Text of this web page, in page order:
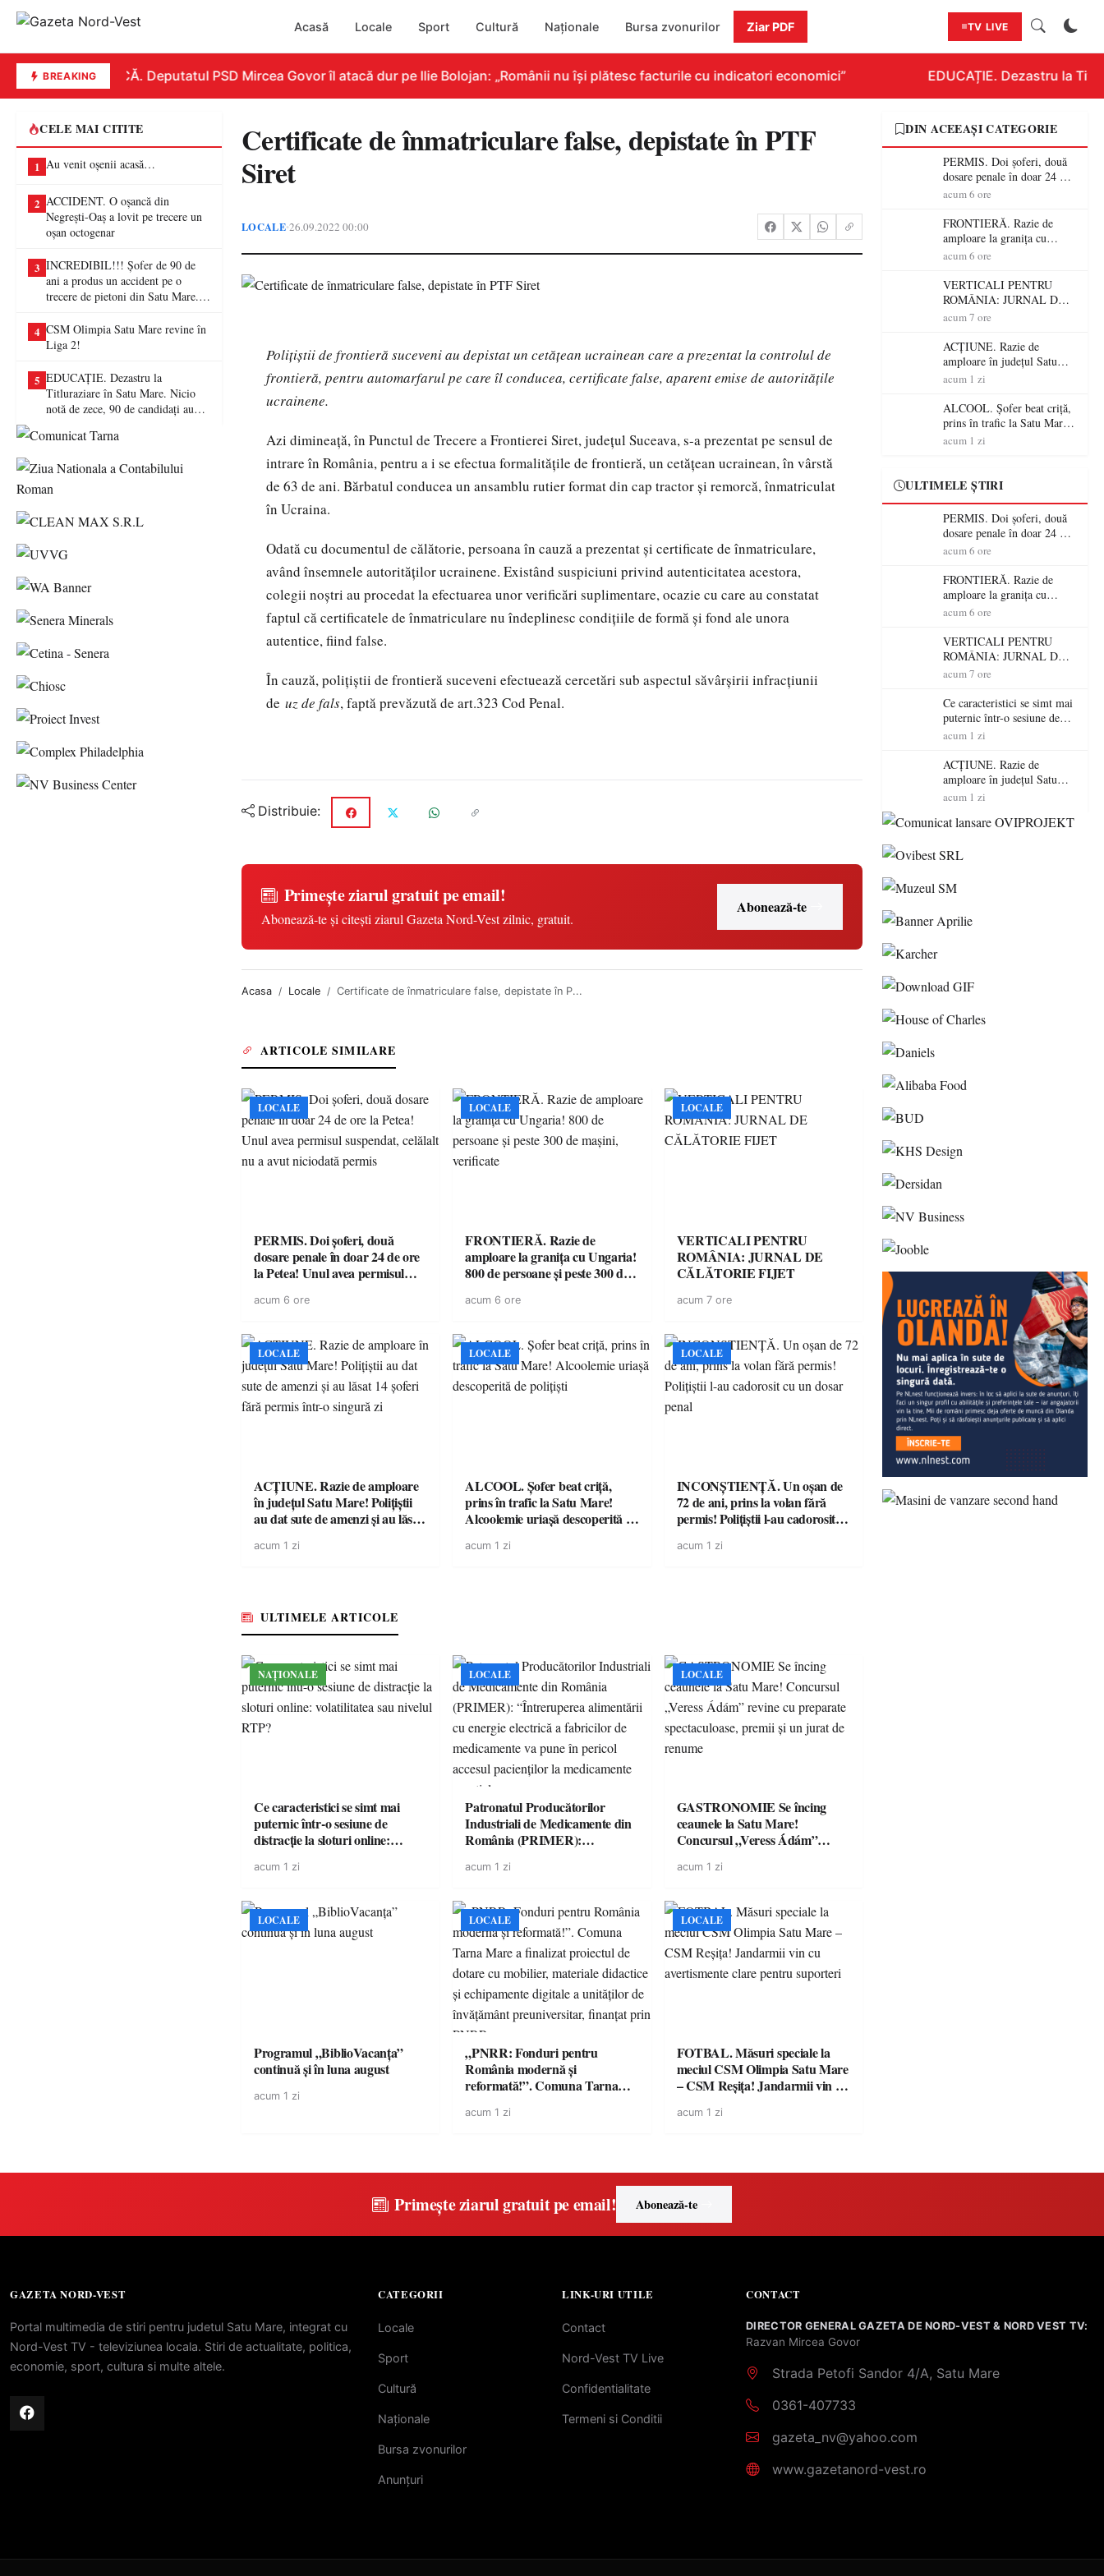
Acasă Locale Sport Cultură Naționale Bursa zvonurilor Ziar PDF TV LIVE
BREAKINGREPLICĂ. Deputatul PSD Mircea Govor îl atacă dur pe Ilie Bolojan: „Românii nu își plătesc facturile cu indicatori economici” EDUCAȚIE. Dezastru la
CELE MAI CITITE
1 Au venit oșenii acasă…
2 ACCIDENT. O oșancă din
Negrești-Oaș a lovit pe trecere un
oșan octogenar
3 INCREDIBIL!!! Șofer de 90 de
ani a produs un accident pe o
trecere de pietoni din Satu Mare. O
4 CSM Olimpia Satu Mare revine în
Liga 2!
5 EDUCAȚIE. Dezastru la
Titluraziare în Satu Mare. Nicio
notă de zece, 90 de candidați au
Certificate de înmatriculare false, depistate în PTF
Siret
LOCALE•26.09.2022 00:00
Poliţiştii de frontieră suceveni au depistat un cetăţean ucrainean care a prezentat la controlul de
frontieră, pentru automarfarul pe care îl conducea, certificate false, aparent emise de autoritățile
ucrainene.
Azi dimineață, în Punctul de Trecere a Frontierei Siret, judeţul Suceava, s-a prezentat pe sensul de
intrare în România, pentru a i se efectua formalitățile de frontieră, un cetăţean ucrainean, în vârstă
de 63 de ani. Bărbatul conducea un ansamblu rutier format din cap tractor și remorcă, înmatriculat
în Ucraina.
Odată cu documentul de călătorie, persoana în cauză a prezentat și certificate de înmatriculare,
având însemnele autorităților ucrainene. Existând suspiciuni privind autenticitatea acestora,
colegii noștri au procedat la efectuarea unor verificări suplimentare, ocazie cu care au constatat
faptul că certificatele de înmatriculare nu îndeplinesc condiţiile de formă şi fond ale unora
autentice, fiind false.
În cauză, polițiștii de frontieră suceveni efectuează cercetări sub aspectul săvârşirii infracţiunii
de uz de fals, faptă prevăzută de art.323 Cod Penal.
Distribuie:
Primește ziarul gratuit pe email!
Abonează-te și citești ziarul Gazeta Nord-Vest zilnic, gratuit.
Abonează-te
Acasa Locale Certificate de înmatriculare false, depistate în P...
ARTICOLE SIMILARE
LOCALE
PERMIS. Doi șoferi, două
dosare penale în doar 24 de ore
la Petea! Unul avea permisul
niciodată permis
acum 6 ore
LOCALE
FRONTIERĂ. Razie de
amploare la granița cu Ungaria!
800 de persoane și peste 300 de
acum 6 ore
LOCALE
VERTICALI PENTRU
ROMÂNIA: JURNAL DE
CĂLĂTORIE FIJET
acum 7 ore
LOCALE
ACȚIUNE. Razie de amploare
în județul Satu Mare! Polițiștii
au dat sute de amenzi și au lăsat
singură zi
acum 1 zi
LOCALE
ALCOOL. Șofer beat criță,
prins în trafic la Satu Mare!
Alcoolemie uriașă descoperită de
acum 1 zi
LOCALE
INCONȘTIENȚĂ. Un oșan de
72 de ani, prins la volan fără
permis! Polițiștii l-au cadorosit
acum 1 zi
ULTIMELE ARTICOLE
NAȚIONALE
Ce caracteristici se simt mai
puternic într-o sesiune de
distracție la sloturi online:
acum 1 zi
LOCALE
Patronatul Producătorilor
Industriali de Medicamente din
România (PRIMER):
energie electrică a fabricilor de
accesul pacienților la
medicamente esențiale
acum 1 zi
LOCALE
GASTRONOMIE Se încing
ceaunele la Satu Mare!
Concursul „Veress Ádám”
spectaculoase, premii și un jurat
acum 1 zi
LOCALE
Programul „BiblioVacanța”
continuă și în luna august
acum 1 zi
LOCALE
„PNRR: Fonduri pentru
România modernă și
reformată!”. Comuna Tarna
dotare cu mobilier, materiale
acum 1 zi
LOCALE
FOTBAL. Măsuri speciale la
meciul CSM Olimpia Satu Mare
– CSM Reșița! Jandarmii vin cu
suporteri
acum 1 zi
DIN ACEEAȘI CATEGORIE
PERMIS. Doi șoferi, două
dosare penale în doar 24 de
ore la Petea! Unul avea
nu a avut niciodată permis
acum 6 ore
FRONTIERĂ. Razie de
amploare la granița cu
Ungaria! 800 de persoane și
verificate
acum 6 ore
VERTICALI PENTRU
ROMÂNIA: JURNAL DE
CĂLĂTORIE FIJET
acum 7 ore
ACȚIUNE. Razie de
amploare în județul Satu
Mare! Polițiștii au dat sute
șoferi fără permis într-o
singură zi
acum 1 zi
ALCOOL. Șofer beat criță,
prins în trafic la Satu Mare!
Alcoolemie uriașă
acum 1 zi
ULTIMELE ȘTIRI
PERMIS. Doi șoferi, două
dosare penale în doar 24 de
ore la Petea! Unul avea
nu a avut niciodată permis
acum 6 ore
FRONTIERĂ. Razie de
amploare la granița cu
Ungaria! 800 de persoane și
verificate
acum 6 ore
VERTICALI PENTRU
ROMÂNIA: JURNAL DE
CĂLĂTORIE FIJET
acum 7 ore
Ce caracteristici se simt mai
puternic într-o sesiune de
distracție la sloturi online:
RTP?
acum 1 zi
ACȚIUNE. Razie de
amploare în județul Satu
Mare! Polițiștii au dat sute
șoferi fără permis într-o
acum 1 zi
Primește ziarul gratuit pe email! Abonează-te
GAZETA NORD-VEST
Portal multimedia de stiri pentru judetul Satu Mare, integrat cu
Nord-Vest TV - televiziunea locala. Stiri de actualitate, politica,
economie, sport, cultura si multe altele.
CATEGORII
Locale
Sport
Cultură
Naționale
Bursa zvonurilor
Anunțuri
LINK-URI UTILE
Contact
Nord-Vest TV Live
Confidentialitate
Termeni si Conditii
CONTACT
DIRECTOR GENERAL GAZETA DE NORD-VEST & NORD VEST TV:
Razvan Mircea Govor
Strada Petofi Sandor 4/A, Satu Mare
0361-407733
gazeta_nv@yahoo.com
www.gazetanord-vest.ro